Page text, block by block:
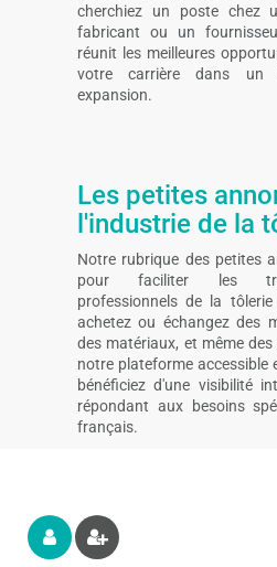
cherchiez un poste chez
fabricant ou un
réunit les meilleures
votre carrière dans un
expansion.
Les petites
l'industrie de la
Notre rubrique des petites
pour faciliter les
professionnels de la
achetez ou échangez des
des matériaux, et même
notre plateforme accessible
bénéficiez d'une visibilité
répondant aux besoins
français.